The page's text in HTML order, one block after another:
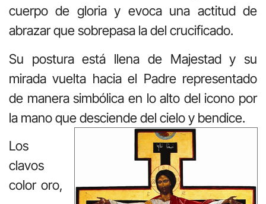
cuerpo de gloria y evoca una actitud de
abrazar que sobrepasa la del crucificado.
Su postura está llena de Majestad y su
mirada vuelta hacia el Padre representado
de manera simbólica en lo alto del icono por
la mano que desciende del cielo y bendice.
Los
clavos
color oro,